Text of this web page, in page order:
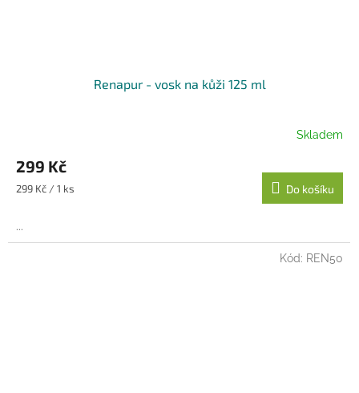
Renapur - vosk na kůži 125 ml
Skladem
299 Kč
Měrná
299 Kč / 1 ks Do košíku
...
Kód: REN50